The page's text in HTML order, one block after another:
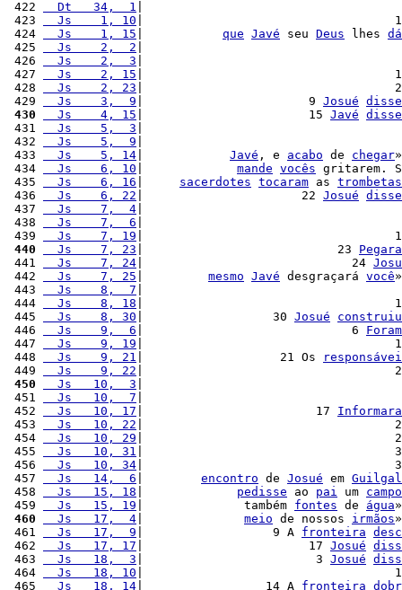
422
  Dt   34,  1
423
  Js    1, 10
|
424
  Js    1, 15
que Javé seu Deus lhes dá
425
  Js    2,  2
426
  Js    2,  3
427
  Js    2, 15
|
428
  Js    2, 23
|
429
  Js    3,  9
|                       9 Josué disse
430
  Js    4, 15
|                       15 Javé disse
431
  Js    5,  3
432
  Js    5,  9
433
  Js    5, 14
Javé , e acabo de chegar
434
  Js    6, 10
mande vocês gritarem.
435
  Js    6, 16
sacerdotes tocaram as trombetas
436
  Js    6, 22
|                      22 Josué disse
437
  Js    7,  4
438
  Js    7,  6
439
  Js    7, 19
|
440
  Js    7, 23
|                           23
441
  Js    7, 24
|                             24
442
  Js    7, 25
mesmo Javé desgraçará você
443
  Js    8,  7
444
  Js    8, 18
|
445
  Js    8, 30
|                  30 Josué
construiu
446
  Js    9,  6
|                             6 Foram
447
  Js    9, 19
|
448
  Js    9, 21
|                   21 Os
449
  Js    9, 22
|
450
  Js   10,  3
451
  Js   10,  7
452
  Js   10, 17
|                        17
453
  Js   10, 22
|
454
  Js   10, 29
|
455
  Js   10, 31
|
456
  Js   10, 34
|
457
  Js   14,  6
encontro de Josué em Guilgal
458
  Js   15, 18
pedisse ao pai um campo
459
  Js   15, 19
|              também fontes de água
460
  Js   17,  4
meio de nossos irmãos
461
  Js   17,  9
|                  9 A fronteira
462
  Js   17, 17
|                       17 Josué
463
  Js   18,  3
|                        3 Josué
464
  Js   18, 10
|
465
  Js   18, 14
|                 14 A fronteira